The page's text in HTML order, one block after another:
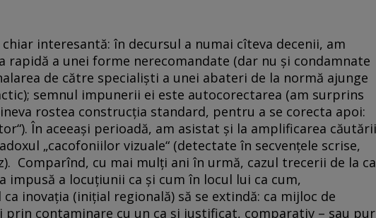
interesantă: în decursul a numai cîteva decenii, am
rapidă a unei forme nerecomandate (dar nu şi condamnate
de către specialişti a unei abateri de la normă ajunge
semnul impunerii ei este autocorectarea (am surprins
rostea construcţia standard, pentru a se corecta apoi:
În aceeaşi perioadă, am asistat şi la amplificarea căutării
„cacofoniilor vizuale“ (detectate în secvenţele scrise,
Comparînd, cu mai mulţi ani în urmă, cazul trecerii de la ca
impusă a locuţiunii ca şi cum în locul lui ca cum,
inovaţia (iniţial regională) să se extindă: ca mijloc de
prin contaminare cu un ca şi justificat, comparativ – sau pur